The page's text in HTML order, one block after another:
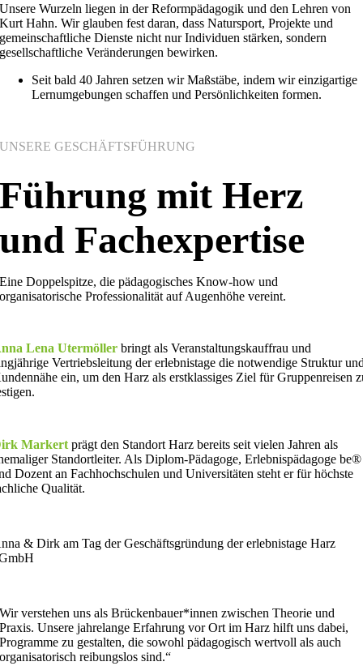
Unsere Wurzeln liegen in der Reformpädagogik und den Lehren von
Kurt Hahn. Wir glauben fest daran, dass Natursport, Projekte und
gemeinschaftliche Dienste nicht nur Individuen stärken, sondern
gesellschaftliche Veränderungen bewirken.
Seit bald 40 Jahren setzen wir Maßstäbe, indem wir einzigartige
Lernumgebungen schaffen und Persönlichkeiten formen.
UNSERE GESCHÄFTSFÜHRUNG
Führung mit Herz
und Fachexpertise
Eine Doppelspitze, die pädagogisches Know-how und
organisatorische Professionalität auf Augenhöhe vereint.
Lena Utermöller bringt als Veranstaltungskauffrau und
Vertriebsleitung der erlebnistage die notwendige Struktur
ein, um den Harz als erstklassiges Ziel für Gruppenreisen
Markert prägt den Standort Harz bereits seit vielen Jahren als
Standortleiter. Als Diplom-Pädagoge, Erlebnispädagoge be®
Dozent an Fachhochschulen und Universitäten steht er für höchste
Qualität.
& Dirk am Tag der Geschäftsgründung der erlebnistage Harz
Wir verstehen uns als Brückenbauer*innen zwischen Theorie und
Praxis. Unsere jahrelange Erfahrung vor Ort im Harz hilft uns dabei,
Programme zu gestalten, die sowohl pädagogisch wertvoll als auch
organisatorisch reibungslos sind.“